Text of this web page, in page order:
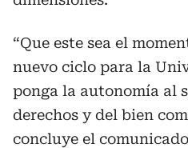
“Que este sea el
nuevo ciclo para la
ponga la autonomía al
derechos y del bien
concluye el